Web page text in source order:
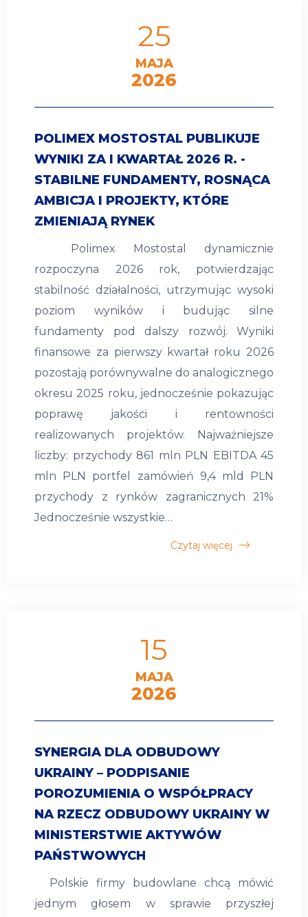
25
MAJA
2026
POLIMEX MOSTOSTAL PUBLIKUJE
WYNIKI ZA I KWARTAŁ 2026 R. -
STABILNE FUNDAMENTY, ROSNĄCA
AMBICJA I PROJEKTY, KTÓRE
ZMIENIAJĄ RYNEK
Polimex Mostostal dynamicznie
rozpoczyna 2026 rok, potwierdzając
stabilność działalności, utrzymując wysoki
poziom wyników i budując silne
fundamenty pod dalszy rozwój. Wyniki
finansowe za pierwszy kwartał roku 2026
pozostają porównywalne do analogicznego
okresu 2025 roku, jednocześnie pokazując
poprawę jakości i rentowności
realizowanych projektów. Najważniejsze
liczby: przychody 861 mln PLN EBITDA 45
mln PLN portfel zamówień 9,4 mld PLN
przychody z rynków zagranicznych 21%
Jednocześnie wszystkie…
Czytaj więcej
15
MAJA
2026
SYNERGIA DLA ODBUDOWY
UKRAINY – PODPISANIE
POROZUMIENIA O WSPÓŁPRACY
NA RZECZ ODBUDOWY UKRAINY W
MINISTERSTWIE AKTYWÓW
PAŃSTWOWYCH
Polskie firmy budowlane chcą mówić
jednym głosem w sprawie przyszłej